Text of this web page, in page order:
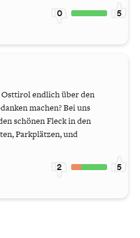
0 5
endlich über den
machen? Bei uns
schönen Fleck in den
Parkplätzen, und
2 5